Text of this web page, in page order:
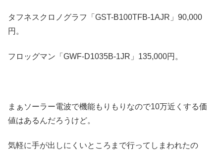
タフネスクロノグラフ「GST-B100TFB-1AJR」90,000
円。
フロッグマン「GWF-D1035B-1JR」135,000円。
まぁソーラー電波で機能もりもりなので10万近くする価
値はあるんだろうけど。
気軽に手が出しにくいところまで行ってしまわれたの